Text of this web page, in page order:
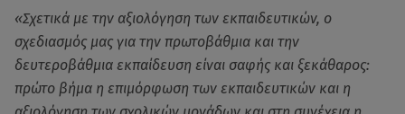
«Σχετικά με την αξιολόγηση των εκπαιδευτικών, ο
σχεδιασμός μας για την πρωτοβάθμια και την
δευτεροβάθμια εκπαίδευση είναι σαφής και ξεκάθαρος:
πρώτο βήμα η επιμόρφωση των εκπαιδευτικών και η